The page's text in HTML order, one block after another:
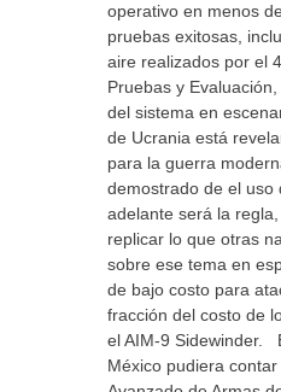
operativo en menos
pruebas exitosas,
aire realizados por el
Pruebas y
del sistema en
de Ucrania está
para la guerra
demostrado de el uso
adelante será la
replicar lo que otras
sobre ese tema en
de bajo costo para
fracción del costo de
el AIM-9 Sidewinder.
México pudiera